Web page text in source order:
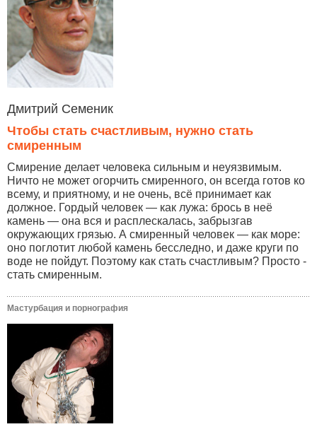
Дмитрий Семеник
Чтобы стать счастливым, нужно стать
смиренным
Смирение делает человека сильным и неуязвимым.
Ничто не может огорчить смиренного, он всегда готов ко
всему, и приятному, и не очень, всё принимает как
должное. Гордый человек — как лужа: брось в неё
камень — она вся и расплескалась, забрызгав
окружающих грязью. А смиренный человек — как море:
оно поглотит любой камень бесследно, и даже круги по
воде не пойдут. Поэтому как стать счастливым? Просто -
стать смиренным.
Мастурбация и порнография